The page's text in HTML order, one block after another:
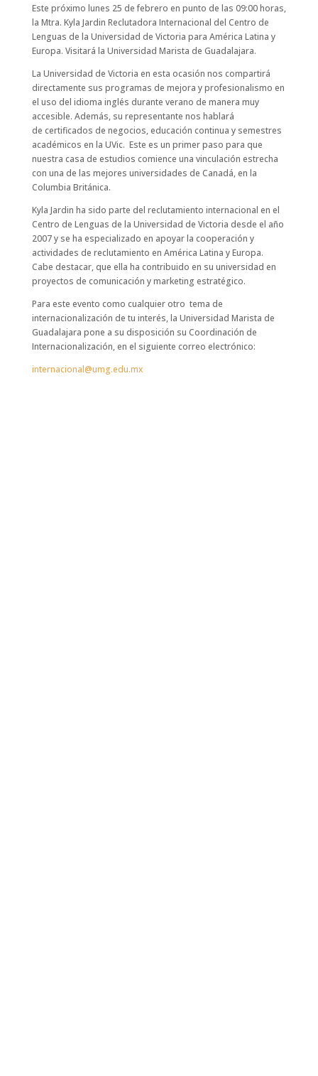
Este próximo lunes 25 de febrero en punto de las 09:00 horas,
la Mtra. Kyla Jardin Reclutadora Internacional del Centro de
Lenguas de la Universidad de Victoria para América Latina y
Europa. Visitará la Universidad Marista de Guadalajara.
La Universidad de Victoria en esta ocasión nos compartirá
directamente sus programas de mejora y profesionalismo en
el uso del idioma inglés durante verano de manera muy
accesible. Además, su representante nos hablará
de certificados de negocios, educación continua y semestres
académicos en la UVic. Este es un primer paso para que
nuestra casa de estudios comience una vinculación estrecha
con una de las mejores universidades de Canadá, en la
Columbia Británica.
Kyla Jardin ha sido parte del reclutamiento internacional en el
Centro de Lenguas de la Universidad de Victoria desde el año
2007 y se ha especializado en apoyar la cooperación y
actividades de reclutamiento en América Latina y Europa.
Cabe destacar, que ella ha contribuido en su universidad en
proyectos de comunicación y marketing estratégico.
Para este evento como cualquier otro tema de
internacionalización de tu interés, la Universidad Marista de
Guadalajara pone a su disposición su Coordinación de
Internacionalización, en el siguiente correo electrónico:
internacional@umg.edu.mx